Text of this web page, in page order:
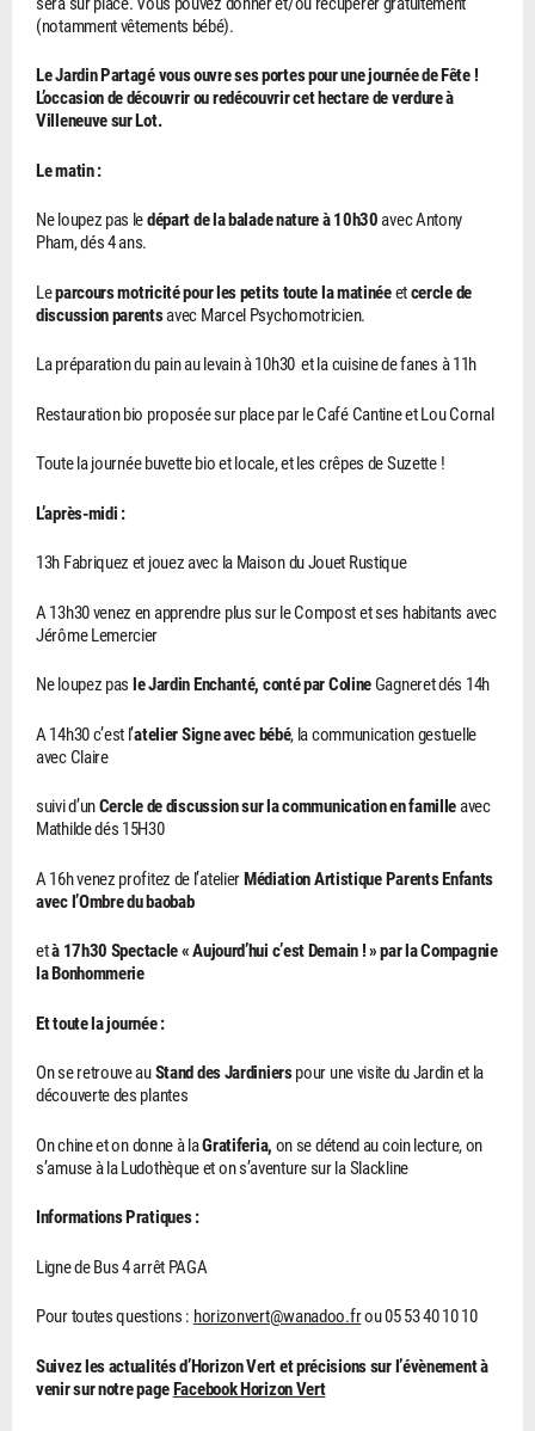
(notamment vêtements bébé).
Le Jardin Partagé vous ouvre ses portes pour une journée de Fête !
L’occasion de découvrir ou redécouvrir cet hectare de verdure à
Villeneuve sur Lot.
Le matin :
Ne loupez pas ledépart de la balade nature à 10h30avec Antony
Pham, dés 4 ans.
Leparcours motricité pour les petits toute la matinéeetcercle de
discussion parentsavec Marcel Psychomotricien.
La préparation du pain au levain à 10h30 et la cuisine de fanes à 11h
Restauration bio proposée sur place par le Café Cantine et Lou Cornal
Toute la journée buvette bio et locale, et les crêpes de Suzette !
L’après-midi :
13h Fabriquez et jouez avec la Maison du Jouet Rustique
A 13h30 venez en apprendre plus sur le Compost et ses habitants avec
Jérôme Lemercier
Ne loupez pas le Jardin Enchanté, conté par Coline Gagneret dés 14h
A 14h30 c’est l’atelier Signe avec bébé, la communication gestuelle
avec Claire
suivi d’unCercle de discussion sur la communication en familleavec
Mathilde dés 15H30
A 16h venez profitez de l’atelierMédiation Artistique Parents Enfants
avec l’Ombre du baobab
età 17h30 Spectacle « Aujourd’hui c’est Demain ! » par la Compagnie
la Bonhommerie
Et toute la journée :
On se retrouve auStand des Jardinierspour une visite du Jardin et la
découverte des plantes
On chine et on donne à laGratiferia, on se détend au coin lecture, on
s’amuse à la Ludothèque et on s’aventure sur la Slackline
Informations Pratiques :
Ligne de Bus 4 arrêt PAGA
Pour toutes questions : horizonvert@wanadoo.frou 05 53 40 10 10
Suivez les actualités d’Horizon Vert et précisions sur l’évènement à
venir sur notre pageFacebook Horizon Vert